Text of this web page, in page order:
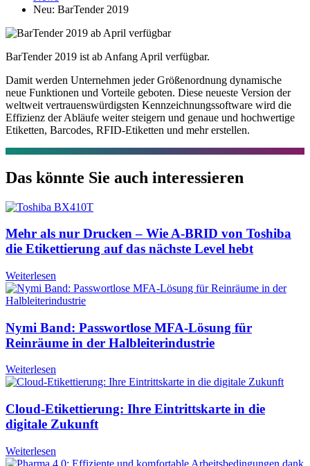
Neu: BarTender 2019
BarTender 2019 ist ab Anfang April verfügbar.
Damit werden Unternehmen jeder Größenordnung dynamische
neue Funktionen und Vorteile geboten. Diese neueste Version der
weltweit vertrauenswürdigsten Kennzeichnungssoftware wird die
Effizienz der Abläufe weiter steigern und genaue und hochwertige
Etiketten, Barcodes, RFID-Etiketten und mehr erstellen.
Das könnte Sie auch interessieren
Mehr als nur Drucken – Wie A-BRID von Toshiba
die Etikettierung auf das nächste Level hebt
Weiterlesen
Nymi Band: Passwortlose MFA-Lösung für
Reinräume in der Halbleiterindustrie
Weiterlesen
Cloud-Etikettierung: Ihre Eintrittskarte in die
digitale Zukunft
Weiterlesen